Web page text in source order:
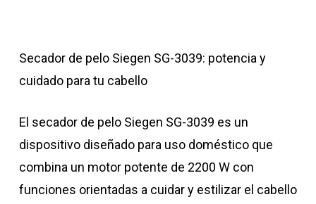
Secador de pelo Siegen SG-3039: potencia y
cuidado para tu cabello
El secador de pelo Siegen SG-3039 es un
dispositivo diseñado para uso doméstico que
combina un motor potente de 2200 W con
funciones orientadas a cuidar y estilizar el cabello